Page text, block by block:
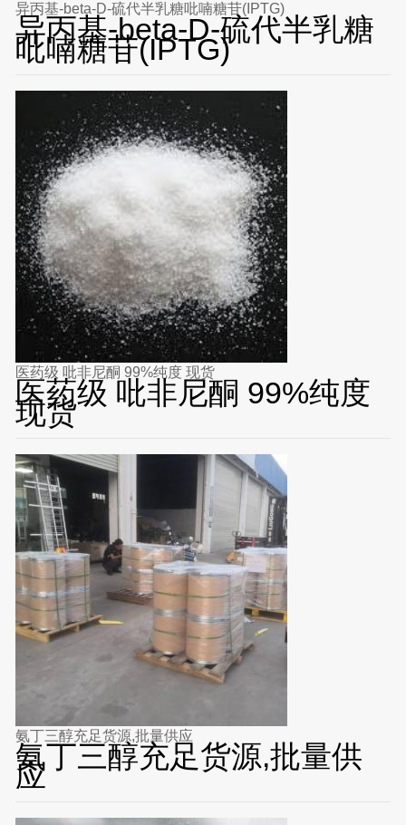
异丙基-beta-D-硫代半乳糖吡喃糖苷(IPTG)
异丙基-beta-D-硫代半乳糖
吡喃糖苷(IPTG)
医药级 吡非尼酮 99%纯度 现货
医药级 吡非尼酮 99%纯度
现货
氨丁三醇充足货源,批量供应
氨丁三醇充足货源,批量供
应